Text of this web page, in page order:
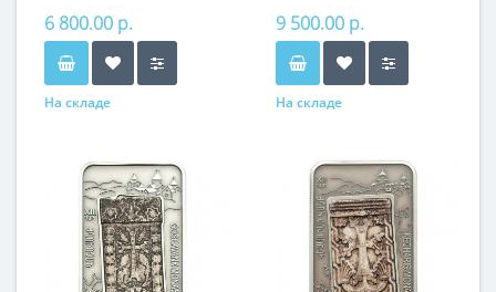
гр
6 800.00 р.
На складе
9 500.00 р.
На складе